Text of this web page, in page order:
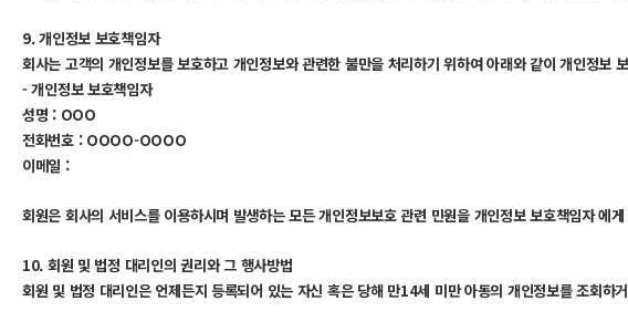
9. 개인정보 보호책임자
회사는 고객의 개인정보를 보호하고 개인정보와 관련한 불만을 처리하기 위하여 아래와 같이 개인정보
- 개인정보 보호책임자
성명 : OOO
전화번호 : OOOO-OOOO
이메일 :
회원은 회사의 서비스를 이용하시며 발생하는 모든 개인정보보호 관련 민원을 개인정보 보호책임자
10. 회원 및 법정 대리인의 권리와 그 행사방법
회원 및 법정 대리인은 언제든지 등록되어 있는 자신 혹은 당해 만14세 미만 아동의 개인정보를 조회하